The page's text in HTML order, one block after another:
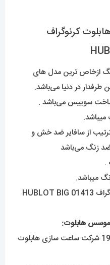
کرنوگراف
ازخاص ترین مدل های
طرفدار در دنیا می‌باشد.
ساخت سوییس می‌باشد .
میباشد.
از سافایر ضد خش و
زنگ می‌باشد
.
میباشد.
موسس هابلوت:
فردی به نام کارلو کروکو در سال 1980 شرکت ساعت سازی هابلوت